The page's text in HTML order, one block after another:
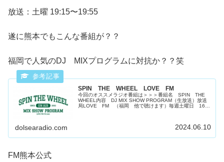
放送：土曜 19:15〜19:55
遂に熊本でもこんな番組が？？
福岡で人気のDJ MIXプログラムに対抗か？？笑
SPIN THE WHEEL LOVE FM
今回のオススメラジオ番組は＞＞＞番組名 SPIN THE
WHEEL内容 DJ MIX SHOW PROGRAM（生放送）放送
局LOVE FM （福岡 他で聴けます）毎週土曜日 16：
dolsearadio.com 2024.06.10
FM熊本公式